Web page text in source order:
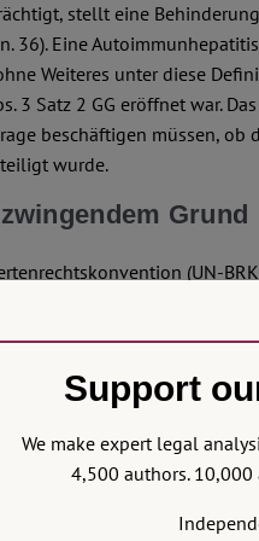
stellt eine
36). Eine
Weiteres unter diese
3 Satz 2 GG eröffnet war. Das
beschäftigen müssen, ob
wurde.
Grund
(UN-
Gehalt dieses
mit Behinderung auf
der
Dieser Ausgleich kann – wir
Gleichheitssätze – nur
vorliegt (Ennuschat, S.
die den Zugang zu
–, in Art. 12 Abs. 1 und
Support
We make expert legal
4,500 authors.